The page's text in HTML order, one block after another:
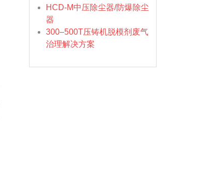
HCD-M中压除尘器/防爆除尘
器
300–500T压铸机脱模剂废气
治理解决方案